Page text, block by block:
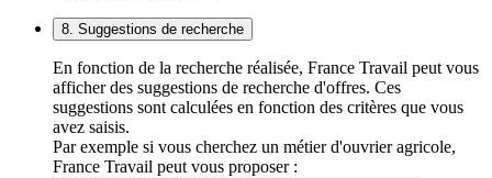
8. Suggestions de recherche
En fonction de la recherche réalisée, France Travail peut vous
afficher des suggestions de recherche d'offres. Ces
suggestions sont calculées en fonction des critères que vous
avez saisis.
Par exemple si vous cherchez un métier d'ouvrier agricole,
France Travail peut vous proposer :